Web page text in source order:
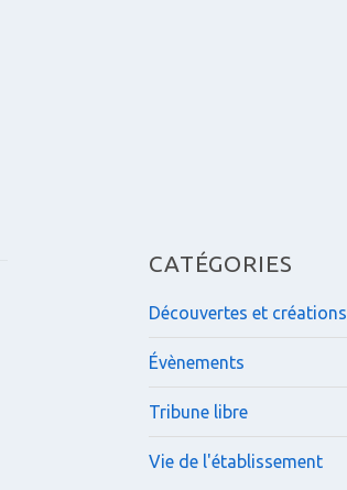
CATÉGORIES
Découvertes et créations
Évènements
Tribune libre
Vie de l'établissement